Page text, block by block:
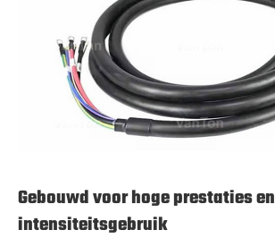
Gebouwd voor hoge prestaties en
intensiteitsgebruik